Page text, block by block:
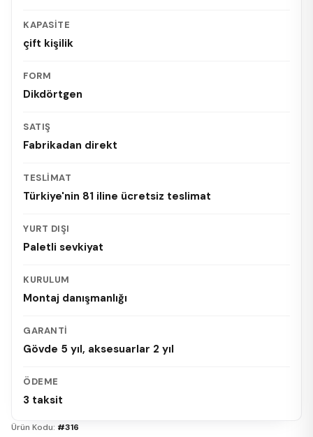
KAPASITE
çift kişilik
FORM
Dikdörtgen
SATIŞ
Fabrikadan direkt
TESLIMAT
Türkiye'nin 81 iline ücretsiz teslimat
YURT DIŞI
Paletli sevkiyat
KURULUM
Montaj danışmanlığı
GARANTI
Gövde 5 yıl, aksesuarlar 2 yıl
ÖDEME
3 taksit
Ürün Kodu: #316